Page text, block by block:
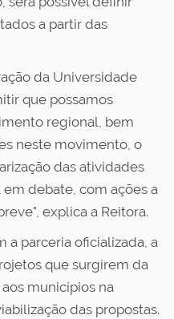
a partir das
da Universidade
que possamos
regional, bem
neste movimento, o
das atividades
debate, com ações a
explica a Reitora.
a parceria oficializada, a
que surgirem da
municípios na
das propostas.